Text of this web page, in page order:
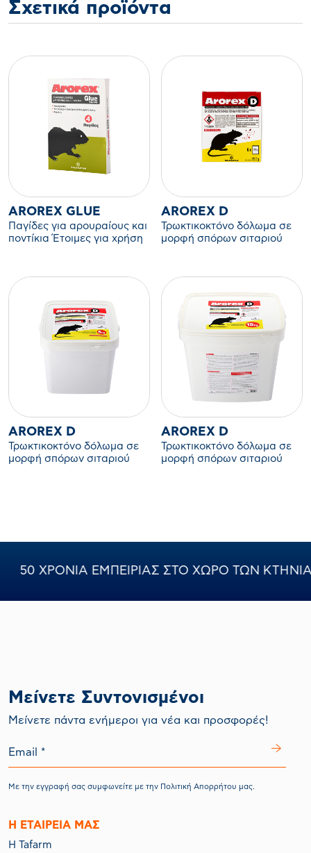
Σχετικά προϊόντα
AROREX GLUE
Παγίδες για αρουραίους και
ποντίκια Έτοιμες για χρήση
AROREX D
Τρωκτικοκτόνο δόλωμα σε
μορφή σπόρων σιταριού
AROREX D
Τρωκτικοκτόνο δόλωμα σε
μορφή σπόρων σιταριού
AROREX D
Τρωκτικοκτόνο δόλωμα σε
μορφή σπόρων σιταριού
ΧΡΟΝΙΑ ΕΜΠΕΙΡΙΑΣ ΣΤΟ ΧΩΡΟ ΤΩΝ
Μείνετε Συντονισμένοι
Mείνετε πάντα ενήμεροι για νέα και προσφορές!
Με την εγγραφή σας συμφωνείτε με την Πολιτική Απορρήτου μας.
Η ΕΤΑΙΡΕΙΑ ΜΑΣ
Η Tafarm